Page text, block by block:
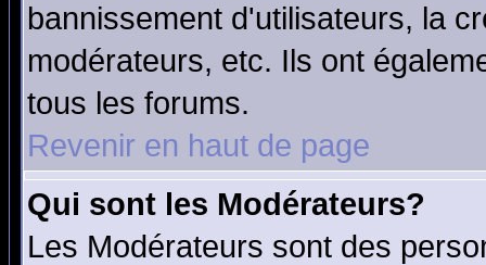
bannissement d'utilisateurs, la
modérateurs, etc. Ils ont
tous les forums.
Revenir en haut de page
Qui sont les Modérateurs?
Les Modérateurs sont des